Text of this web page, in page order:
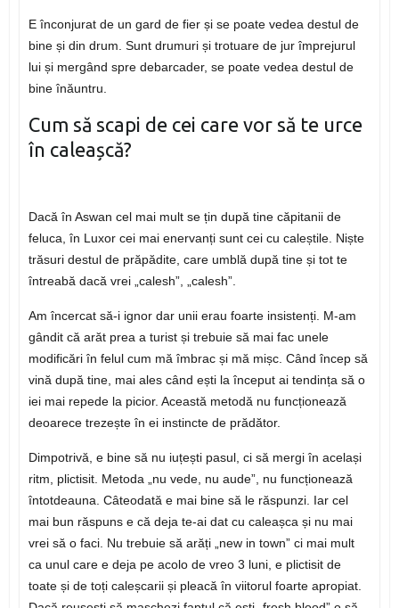
E înconjurat de un gard de fier și se poate vedea destul de
bine și din drum. Sunt drumuri și trotuare de jur împrejurul
lui și mergând spre debarcader, se poate vedea destul de
bine înăuntru.
Cum să scapi de cei care vor să te urce
în caleașcă?
Dacă în Aswan cel mai mult se țin după tine căpitanii de
feluca, în Luxor cei mai enervanți sunt cei cu caleștile. Niște
trăsuri destul de prăpădite, care umblă după tine și tot te
întreabă dacă vrei „calesh”, „calesh”.
Am încercat să-i ignor dar unii erau foarte insistenți. M-am
gândit că arăt prea a turist și trebuie să mai fac unele
modificări în felul cum mă îmbrac și mă mișc. Când încep să
vină după tine, mai ales când ești la început ai tendința să o
iei mai repede la picior. Această metodă nu funcționează
deoarece trezește în ei instincte de prădător.
Dimpotrivă, e bine să nu iuțești pasul, ci să mergi în același
ritm, plictisit. Metoda „nu vede, nu aude”, nu funcționează
întotdeauna. Câteodată e mai bine să le răspunzi. Iar cel
mai bun răspuns e că deja te-ai dat cu caleașca și nu mai
vrei să o faci. Nu trebuie să arăți „new in town” ci mai mult
ca unul care e deja pe acolo de vreo 3 luni, e plictisit de
toate și de toți caleșcarii și pleacă în viitorul foarte apropiat.